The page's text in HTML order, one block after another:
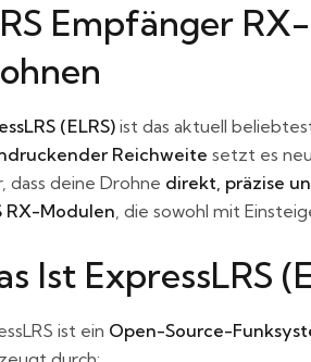
Empfänger
(ELRS) ist das aktuell
Reichweite setzt es
dass deine Drohne direkt, präzise
RX-Modulen, die sowohl mit
Ist ExpressLRS
ist ein Open-Source-